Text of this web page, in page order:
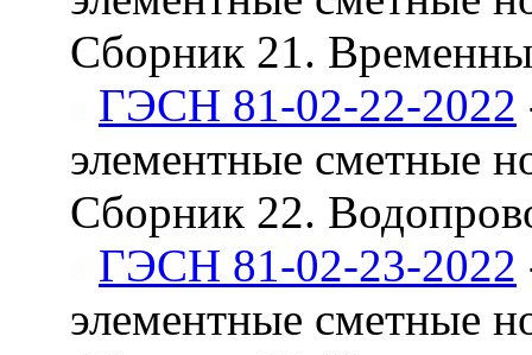
Сборник 21.
ГЭСН 81-02-22-2022
элементные сметные
Сборник 22.
ГЭСН 81-02-23-2022
элементные сметные